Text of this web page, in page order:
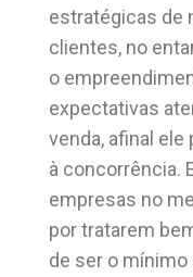
estratégicas de
clientes, no
o
expectativas
venda, afinal
à concorrência.
empresas no
por tratarem
de ser o